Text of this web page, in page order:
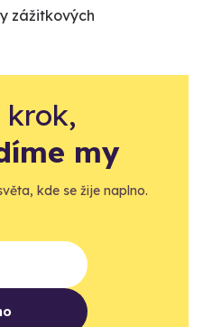
zážitkových
my
kde se žije naplno.